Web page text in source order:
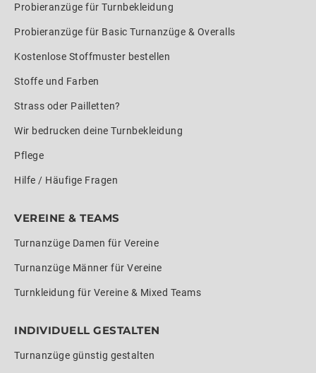
Probieranzüge für Turnbekleidung
Probieranzüge für Basic Turnanzüge & Overalls
Kostenlose Stoffmuster bestellen
Stoffe und Farben
Strass oder Pailletten?
Wir bedrucken deine Turnbekleidung
Pflege
Hilfe / Häufige Fragen
VEREINE & TEAMS
Turnanzüge Damen für Vereine
Turnanzüge Männer für Vereine
Turnkleidung für Vereine & Mixed Teams
INDIVIDUELL GESTALTEN
Turnanzüge günstig gestalten